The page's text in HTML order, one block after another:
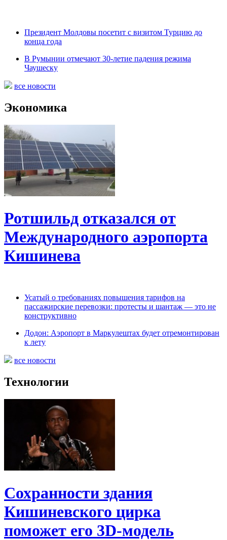
Президент Молдовы посетит с визитом Турцию до
конца года
В Румынии отмечают 30-летие падения режима
Чаушеску
все новости
Экономика
Ротшильд отказался от
Международного аэропорта
Кишинева
Усатый о требованиях повышения тарифов на
пассажирские перевозки: протесты и шантаж — это не
конструктивно
Додон: Аэропорт в Маркулештах будет отремонтирован
к лету
все новости
Технологии
Сохранности здания
Кишиневского цирка
поможет его 3D-модель